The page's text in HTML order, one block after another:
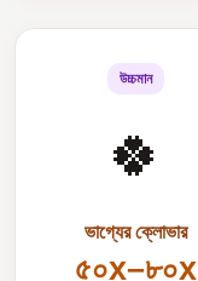
উচ্চমান
🍀
ভাগ্যের ক্লোভার
৫০x–৮০x